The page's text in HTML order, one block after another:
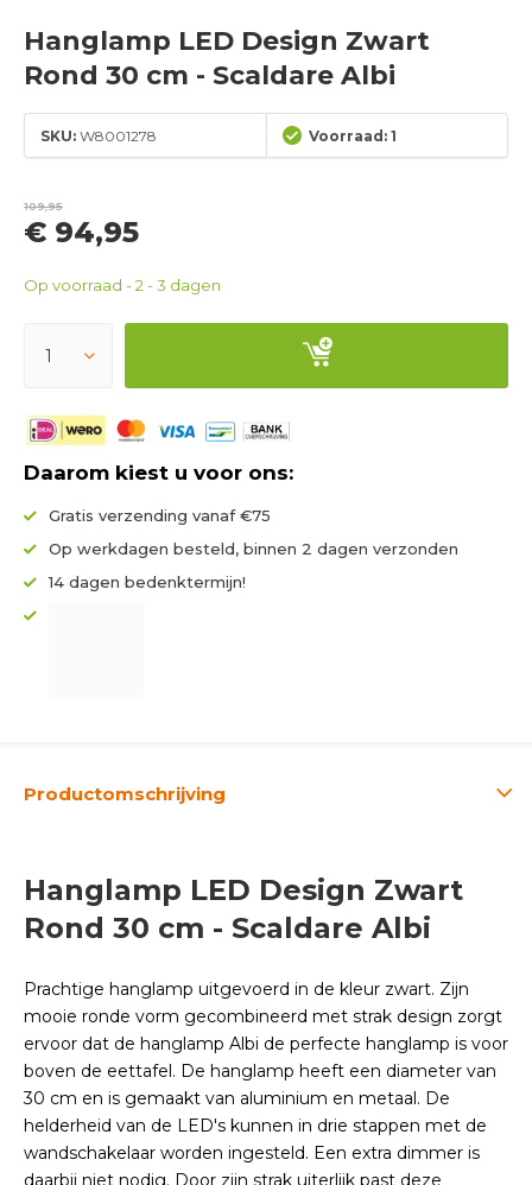
Hanglamp LED Design Zwart
Rond 30 cm - Scaldare Albi
SKU: W8001278 Voorraad: 1
109,95
€ 94,95
Op voorraad - 2 - 3 dagen
Daarom kiest u voor ons:
Gratis verzending vanaf €75
Op werkdagen besteld, binnen 2 dagen verzonden
14 dagen bedenktermijn!
Productomschrijving
Hanglamp LED Design Zwart
Rond 30 cm - Scaldare Albi
Prachtige hanglamp uitgevoerd in de kleur zwart. Zijn
mooie ronde vorm gecombineerd met strak design zorgt
ervoor dat de hanglamp Albi de perfecte hanglamp is voor
boven de eettafel. De hanglamp heeft een diameter van
30 cm en is gemaakt van aluminium en metaal. De
helderheid van de LED's kunnen in drie stappen met de
wandschakelaar worden ingesteld. Een extra dimmer is
daarbij niet nodig. Door zijn strak uiterlijk past deze